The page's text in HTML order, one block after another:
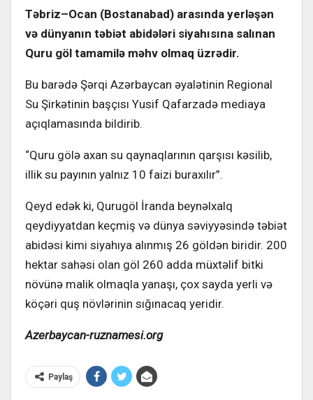
Təbriz–Ocan (Bostanabad) arasında yerləşən
və dünyanın təbiət abidələri siyahısına salınan
Quru göl tamamilə məhv olmaq üzrədir.
Bu barədə Şərqi Azərbaycan əyalətinin Regional
Su Şirkətinin başçısı Yusif Qafarzadə mediaya
açıqlamasında bildirib.
“Quru gölə axan su qaynaqlarının qarşısı kəsilib,
illik su payının yalnız 10 faizi buraxılır”.
Qeyd edək ki, Qurugöl İranda beynəlxalq
qeydiyyatdan keçmiş və dünya səviyyəsində təbiət
abidəsi kimi siyahıya alınmış 26 göldən biridir. 200
hektar sahəsi olan göl 260 adda müxtəlif bitki
növünə malik olmaqla yanaşı, çox sayda yerli və
köçəri quş növlərinin sığınacaq yeridir.
Azerbaycan-ruznamesi.org
Paylaş